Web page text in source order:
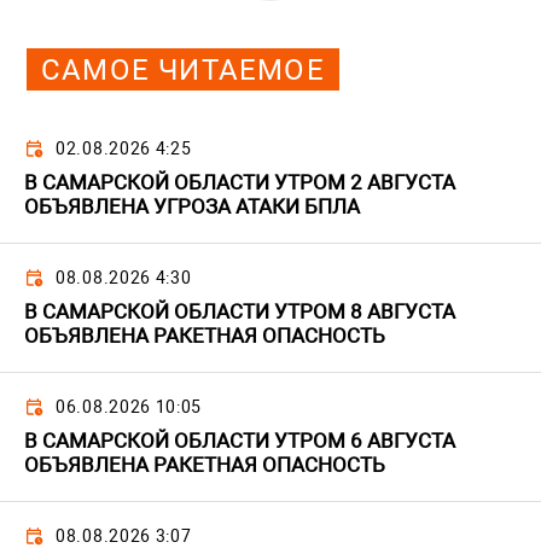
САМОЕ ЧИТАЕМОЕ
02.08.2026 4:25
В САМАРСКОЙ ОБЛАСТИ УТРОМ 2 АВГУСТА
ОБЪЯВЛЕНА УГРОЗА АТАКИ БПЛА
08.08.2026 4:30
В САМАРСКОЙ ОБЛАСТИ УТРОМ 8 АВГУСТА
ОБЪЯВЛЕНА РАКЕТНАЯ ОПАСНОСТЬ
06.08.2026 10:05
В САМАРСКОЙ ОБЛАСТИ УТРОМ 6 АВГУСТА
ОБЪЯВЛЕНА РАКЕТНАЯ ОПАСНОСТЬ
08.08.2026 3:07